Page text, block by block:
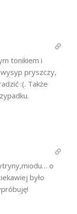
tonikiem i
pryszczy,
:(. Także
o
było